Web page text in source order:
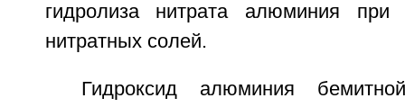
гидролиза нитрата алюминия при
нитратных солей.
Гидроксид алюминия